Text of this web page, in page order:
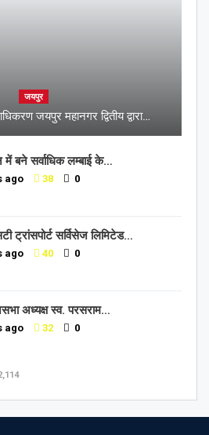
जयपुर
जयपुर महानगर द्वितीय द्वारा…
में बने सर्वाधिक लम्बाई के…
ago 38 0
ट्रांसपोर्ट सर्विसेज लिमिटेड…
ago 40 0
अध्यक्ष स्व. परसराम…
ago 32 0